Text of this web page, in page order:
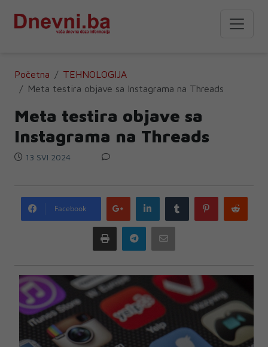
Početna
TEHNOLOGIJA
Meta testira objave sa Instagrama na Threads
Meta testira objave sa
Instagrama na Threads
13 SVI 2024
Facebook
Google
plus
LinkedIn Tumblr Pinterest
Print Telegram